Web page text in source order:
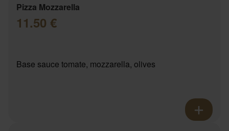
Pizza Mozzarella
11.50 €
Base sauce tomate, mozzarella, olives